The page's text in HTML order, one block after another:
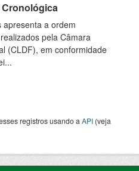
Cronológica
apresenta a ordem
pela Câmara
(CLDF), em conformidade
registros usando a API (veja